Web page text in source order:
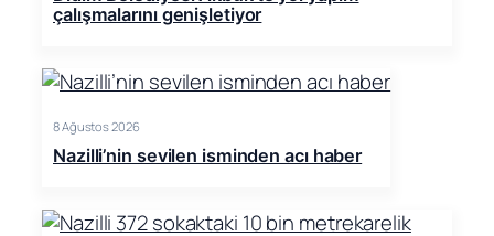
çalışmalarını genişletiyor
8 Ağustos 2026
Nazilli’nin sevilen isminden acı haber